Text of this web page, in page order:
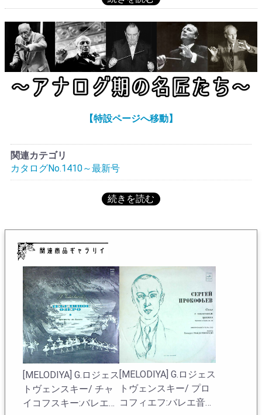
った。1969年の録音・発売。ハイライトはMELODIYAで
も少し遅れて1971年にCM 02985で発売された。これは
そのMELODIYA盤の全曲箱、DLレーベルが初出だが希少
でこれまで入荷はなかった。最も信頼のおける録音であ
る。ヴァイオリン・ソロはミハイル・チェルニャコフス
キー、大迫力!DLレーベルの入荷は初!今後もむつかしい
だろう!
【特設ページへ移動】
関連カテゴリ
カタログNo.1410～最新号
[MELODIYA] G.ロジェス
トヴェンスキー/ チャ
イコフスキー:バレエ音
[MELODIYA] G.ロジェス
トヴェンスキー/ プロ
コフィエフ:バレエ音楽